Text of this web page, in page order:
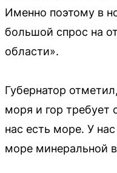
Именно поэтому в
большой спрос на
области».
Губернатор
моря и гор требует
нас есть море. У
море минеральной